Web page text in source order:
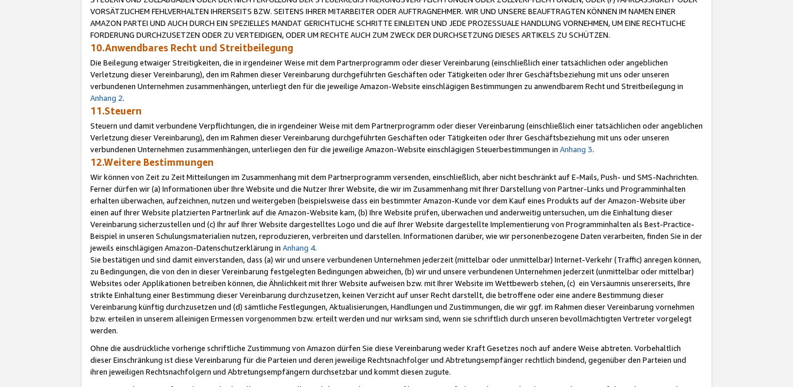
VORSÄTZLICHEM FEHLVERHALTEN IHRERSEITS BZW. SEITENS IHRER MITARBEITER ODER AUFTRAGNEHMER. WIR UND UNSERE BEAUFTRAGTEN KÖNNEN IM NAMEN EINER
AMAZON PARTEI UND AUCH DURCH EIN SPEZIELLES MANDAT GERICHTLICHE SCHRITTE EINLEITEN UND JEDE PROZESSUALE HANDLUNG VORNEHMEN, UM EINE RECHTLICHE
FORDERUNG DURCHZUSETZEN ODER ZU VERTEIDIGEN, ODER UM RECHTE AUCH ZUM ZWECK DER DURCHSETZUNG DIESES ARTIKELS ZU SCHÜTZEN.
10.Anwendbares Recht und Streitbeilegung
Die Beilegung etwaiger Streitigkeiten, die in irgendeiner Weise mit dem Partnerprogramm oder dieser Vereinbarung (einschließlich einer tatsächlichen oder angeblichen
Verletzung dieser Vereinbarung), den im Rahmen dieser Vereinbarung durchgeführten Geschäften oder Tätigkeiten oder Ihrer Geschäftsbeziehung mit uns oder unseren
verbundenen Unternehmen zusammenhängen, unterliegt den für die jeweilige Amazon-Website einschlägigen Bestimmungen zu anwendbarem Recht und Streitbeilegung in
Anhang 2.
11.Steuern
Steuern und damit verbundene Verpflichtungen, die in irgendeiner Weise mit dem Partnerprogramm oder dieser Vereinbarung (einschließlich einer tatsächlichen oder angeblichen
Verletzung dieser Vereinbarung), den im Rahmen dieser Vereinbarung durchgeführten Geschäften oder Tätigkeiten oder Ihrer Geschäftsbeziehung mit uns oder unseren
verbundenen Unternehmen zusammenhängen, unterliegen den für die jeweilige Amazon-Website einschlägigen Steuerbestimmungen in Anhang 3.
12.Weitere Bestimmungen
Wir können von Zeit zu Zeit Mitteilungen im Zusammenhang mit dem Partnerprogramm versenden, einschließlich, aber nicht beschränkt auf E-Mails, Push- und SMS-Nachrichten.
Ferner dürfen wir (a) Informationen über Ihre Website und die Nutzer Ihrer Website, die wir im Zusammenhang mit Ihrer Darstellung von Partner-Links und Programminhalten
erhalten überwachen, aufzeichnen, nutzen und weitergeben (beispielsweise dass ein bestimmter Amazon-Kunde vor dem Kauf eines Produkts auf der Amazon-Website über
einen auf Ihrer Website platzierten Partnerlink auf die Amazon-Website kam, (b) Ihre Website prüfen, überwachen und anderweitig untersuchen, um die Einhaltung dieser
Vereinbarung sicherzustellen und (c) Ihr auf Ihrer Website dargestelltes Logo und die auf Ihrer Website dargestellte Implementierung von Programminhalten als Best-Practice-
Beispiel in unseren Schulungsmaterialien nutzen, reproduzieren, verbreiten und darstellen. Informationen darüber, wie wir personenbezogene Daten verarbeiten, finden Sie in der
jeweils einschlägigen Amazon-Datenschutzerklärung in Anhang 4.
Sie bestätigen und sind damit einverstanden, dass (a) wir und unsere verbundenen Unternehmen jederzeit (mittelbar oder unmittelbar) Internet-Verkehr (Traffic) anregen können,
zu Bedingungen, die von den in dieser Vereinbarung festgelegten Bedingungen abweichen, (b) wir und unsere verbundenen Unternehmen jederzeit (unmittelbar oder mittelbar)
Websites oder Applikationen betreiben können, die Ähnlichkeit mit Ihrer Website aufweisen bzw. mit Ihrer Website im Wettbewerb stehen, (c) ein Versäumnis unsererseits, Ihre
strikte Einhaltung einer Bestimmung dieser Vereinbarung durchzusetzen, keinen Verzicht auf unser Recht darstellt, die betroffene oder eine andere Bestimmung dieser
Vereinbarung künftig durchzusetzen und (d) sämtliche Festlegungen, Aktualisierungen, Handlungen und Zustimmungen, die wir ggf. im Rahmen dieser Vereinbarung vornehmen
bzw. erteilen in unserem alleinigen Ermessen vorgenommen bzw. erteilt werden und nur wirksam sind, wenn sie schriftlich durch unseren bevollmächtigten Vertreter vorgelegt
werden.
Ohne die ausdrückliche vorherige schriftliche Zustimmung von Amazon dürfen Sie diese Vereinbarung weder Kraft Gesetzes noch auf andere Weise abtreten. Vorbehaltlich
dieser Einschränkung ist diese Vereinbarung für die Parteien und deren jeweilige Rechtsnachfolger und Abtretungsempfänger rechtlich bindend, gegenüber den Parteien und
ihren jeweiligen Rechtsnachfolgern und Abtretungsempfängern durchsetzbar und kommt diesen zugute.